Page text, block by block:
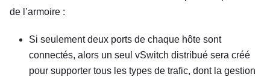
de l’armoire :
Si seulement deux ports de chaque hôte sont
connectés, alors un seul vSwitch distribué sera créé
pour supporter tous les types de trafic, dont la gestion